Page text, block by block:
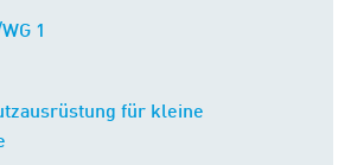
1
für kleine